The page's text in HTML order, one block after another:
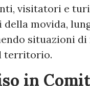
visitatori e
della movida,
situazioni
territorio.
in